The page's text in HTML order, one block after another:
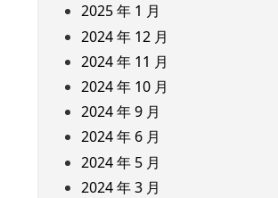
2025 年 1 月
2024 年 12 月
2024 年 11 月
2024 年 10 月
2024 年 9 月
2024 年 6 月
2024 年 5 月
2024 年 3 月